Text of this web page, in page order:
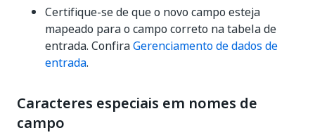
Certifique-se de que o novo campo esteja
mapeado para o campo correto na tabela de
entrada. ConfiraGerenciamento de dados de
entrada.
Caracteres especiais em nomes de
campo